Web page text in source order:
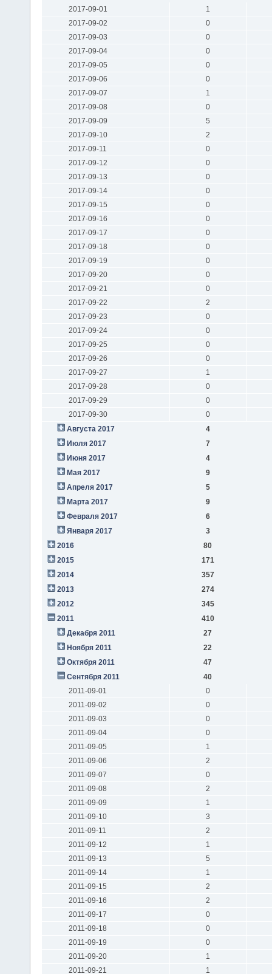
2017-09-01
1
2017-09-02
0
2017-09-03
0
2017-09-04
0
2017-09-05
0
2017-09-06
0
2017-09-07
1
2017-09-08
0
2017-09-09
5
2017-09-10
2
2017-09-11
0
2017-09-12
0
2017-09-13
0
2017-09-14
0
2017-09-15
0
2017-09-16
0
2017-09-17
0
2017-09-18
0
2017-09-19
0
2017-09-20
0
2017-09-21
0
2017-09-22
2
2017-09-23
0
2017-09-24
0
2017-09-25
0
2017-09-26
0
2017-09-27
1
2017-09-28
0
2017-09-29
0
2017-09-30
0
Августа 2017
4
Июля 2017
7
Июня 2017
4
Мая 2017
9
Апреля 2017
5
Марта 2017
9
Февраля 2017
6
Января 2017
3
2016
80
2015
171
2014
357
2013
274
2012
345
2011
410
Декабря 2011
27
Ноября 2011
22
Октября 2011
47
Сентября 2011
40
2011-09-01
0
2011-09-02
0
2011-09-03
0
2011-09-04
0
2011-09-05
1
2011-09-06
2
2011-09-07
0
2011-09-08
2
2011-09-09
1
2011-09-10
3
2011-09-11
2
2011-09-12
1
2011-09-13
5
2011-09-14
1
2011-09-15
2
2011-09-16
2
2011-09-17
0
2011-09-18
0
2011-09-19
0
2011-09-20
1
2011-09-21
1